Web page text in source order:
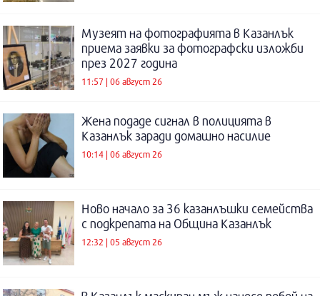
Музеят на фотографията в Казанлък
приема заявки за фотографски изложби
през 2027 година
11:57 | 06 август 26
Жена подаде сигнал в полицията в
Казанлък заради домашно насилие
10:14 | 06 август 26
Ново начало за 36 казанлъшки семейства
с подкрепата на Община Казанлък
12:32 | 05 август 26